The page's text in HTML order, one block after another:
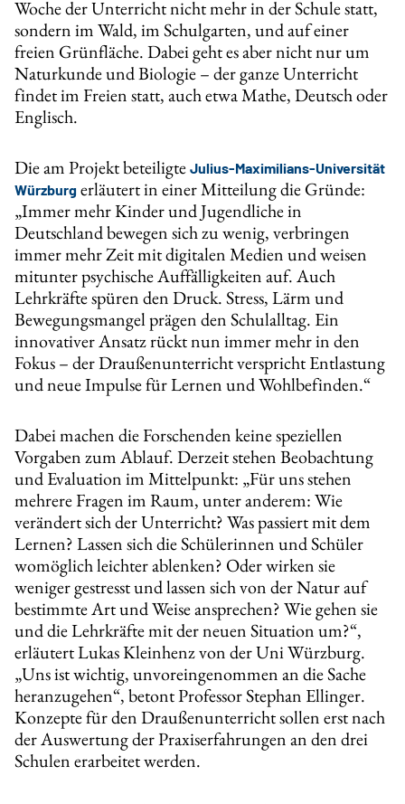
Woche der Unterricht nicht mehr in der Schule statt,
sondern im Wald, im Schulgarten, und auf einer
freien Grünfläche. Dabei geht es aber nicht nur um
Naturkunde und Biologie – der ganze Unterricht
findet im Freien statt, auch etwa Mathe, Deutsch oder
Englisch.
Die am Projekt beteiligte Julius-Maximilians-Universität
Würzburg erläutert in einer Mitteilung die Gründe:
„Immer mehr Kinder und Jugendliche in
Deutschland bewegen sich zu wenig, verbringen
immer mehr Zeit mit digitalen Medien und weisen
mitunter psychische Auffälligkeiten auf. Auch
Lehrkräfte spüren den Druck. Stress, Lärm und
Bewegungsmangel prägen den Schulalltag. Ein
innovativer Ansatz rückt nun immer mehr in den
Fokus – der Draußenunterricht verspricht Entlastung
und neue Impulse für Lernen und Wohlbefinden.“
Dabei machen die Forschenden keine speziellen
Vorgaben zum Ablauf. Derzeit stehen Beobachtung
und Evaluation im Mittelpunkt: „Für uns stehen
mehrere Fragen im Raum, unter anderem: Wie
verändert sich der Unterricht? Was passiert mit dem
Lernen? Lassen sich die Schülerinnen und Schüler
womöglich leichter ablenken? Oder wirken sie
weniger gestresst und lassen sich von der Natur auf
bestimmte Art und Weise ansprechen? Wie gehen sie
und die Lehrkräfte mit der neuen Situation um?“,
erläutert Lukas Kleinhenz von der Uni Würzburg.
„Uns ist wichtig, unvoreingenommen an die Sache
heranzugehen“, betont Professor Stephan Ellinger.
Konzepte für den Draußenunterricht sollen erst nach
der Auswertung der Praxiserfahrungen an den drei
Schulen erarbeitet werden.